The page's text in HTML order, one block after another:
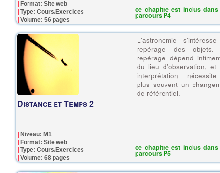
Format: Site web
Type: Cours/Exercices
Volume: 56 pages
ce chapitre est inclus dans
parcours P4
Distance et Temps 2
Niveau: M1
Format: Site web
Type: Cours/Exercices
Volume: 68 pages
L'astronomie
repérage des objets.
repérage dépend
du lieu d'observation, et
interprétation
plus souvent un
de référentiel.
ce chapitre est inclus dans
parcours P5